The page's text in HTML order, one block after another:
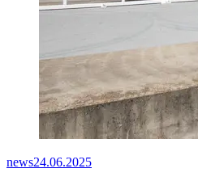
news24.06.2025